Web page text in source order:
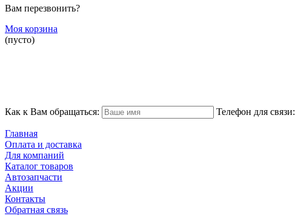
Вам перезвонить?
Моя корзина
(пусто)
Как к Вам обращаться: Телефон для связи:
Главная
Оплата и доставка
Для компаний
Каталог товаров
Автозапчасти
Акции
Контакты
Обратная связь